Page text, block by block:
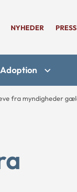
NYHEDER
Adoption
fra myndigheder